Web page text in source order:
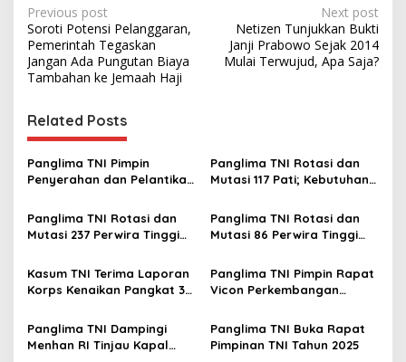
P
o
s
t
n
a
v
i
g
a
t
i
o
n
Previous post
Soroti Potensi Pelanggaran,
Pemerintah Tegaskan
Jangan Ada Pungutan Biaya
Tambahan ke Jemaah Haji
Next post
Netizen Tunjukkan Bukti
Janji Prabowo Sejak 2014
Mulai Terwujud, Apa Saja?
Related Posts
Panglima TNI Pimpin
Penyerahan dan Pelantikan
Panglima TNI Rotasi dan
Mutasi 117 Pati; Kebutuhan
Kepemimpinan
Panglima TNI Rotasi dan
Mutasi 237 Perwira Tinggi
Panglima TNI Rotasi dan
Mutasi 86 Perwira Tinggi
Lengkap Nama-namanya
Kasum TNI Terima Laporan
Korps Kenaikan Pangkat 32
Panglima TNI Pimpin Rapat
Vicon Perkembangan
TNI MONUSCO
Panglima TNI Dampingi
Menhan RI Tinjau Kapal
Panglima TNI Buka Rapat
Pimpinan TNI Tahun 2025